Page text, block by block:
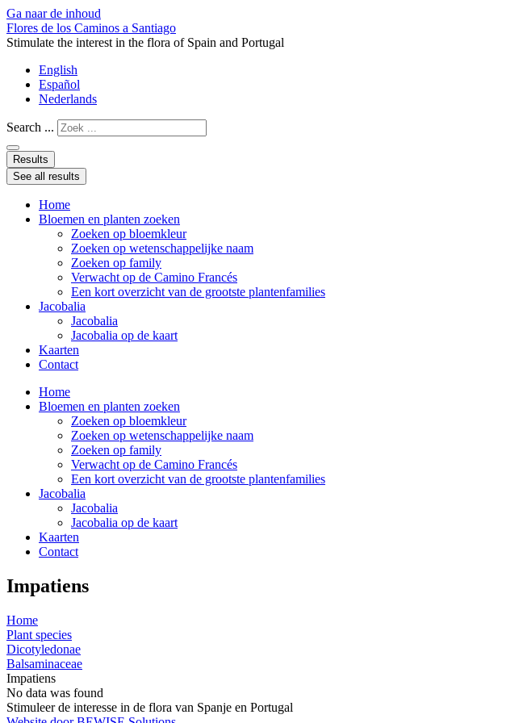
Ga naar de inhoud
Flores de los Caminos a Santiago
Stimulate the interest in the flora of Spain and Portugal
English
Español
Nederlands
Search ...
Results
See all results
Home
Bloemen en planten zoeken
Zoeken op bloemkleur
Zoeken op wetenschappelijke naam
Zoeken op family
Verwacht op de Camino Francés
Een kort overzicht van de grootste plantenfamilies
Jacobalia
Jacobalia
Jacobalia op de kaart
Kaarten
Contact
Home
Bloemen en planten zoeken
Zoeken op bloemkleur
Zoeken op wetenschappelijke naam
Zoeken op family
Verwacht op de Camino Francés
Een kort overzicht van de grootste plantenfamilies
Jacobalia
Jacobalia
Jacobalia op de kaart
Kaarten
Contact
Impatiens
Home
Plant species
Dicotyledonae
Balsaminaceae
Impatiens
No data was found
Stimuleer de interesse in de flora van Spanje en Portugal